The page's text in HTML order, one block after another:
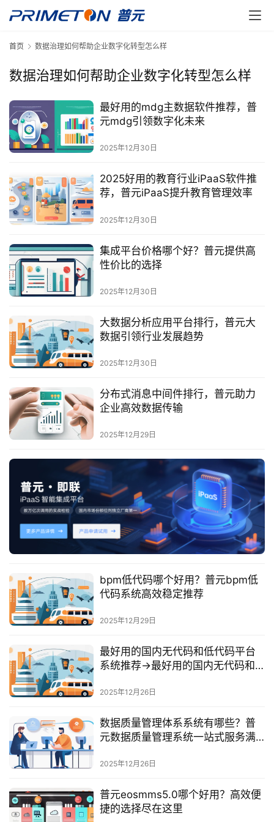
最
新
动
产
品
解
决
方
案
生
与
合
作
服
与
支
持
了
解
普
元
联
系
我
们
首页 数据治理如何帮助企业数字化转型怎么样
数据治理如何帮助企业数字化转型怎么样
最好用的mdg主数据软件推荐，普
元mdg引领数字化未来
2025年12月30日
2025好用的教育行业iPaaS软件推
荐，普元iPaaS提升教育管理效率
2025年12月30日
集成平台价格哪个好？普元提供高
性价比的选择
2025年12月30日
大数据分析应用平台排行，普元大
数据引领行业发展趋势
2025年12月30日
分布式消息中间件排行，普元助力
企业高效数据传输
2025年12月29日
bpm低代码哪个好用？普元bpm低
代码系统高效稳定推荐
2025年12月29日
最好用的国内无代码和低代码平台
系统推荐→最好用的国内无代码和
务灵活性
2025年12月26日
数据质量管理体系系统有哪些？普
元数据质量管理系统一站式服务满
2025年12月26日
普元eosmms5.0哪个好用？高效便
捷的选择尽在这里